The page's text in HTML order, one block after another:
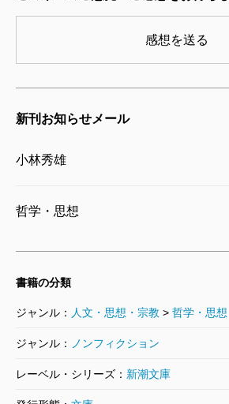
感想を送る
新刊お知らせメール
小林秀雄
哲学・思想
書籍の分類
ジャンル： 人文・思想・宗教 > 哲学・思想
ジャンル： ノンフィクション
レーベル・シリーズ： 新潮文庫